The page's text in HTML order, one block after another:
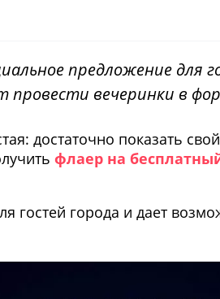
предложение для
вечеринки в
достаточно показать
флаер на
гостей города и дает